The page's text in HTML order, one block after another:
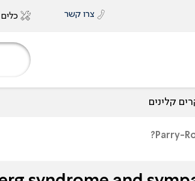
צרו קשר
קלינים
Parry-